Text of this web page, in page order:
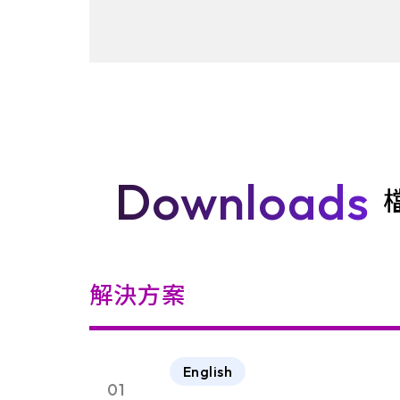
Downloads
解決方案
01
English